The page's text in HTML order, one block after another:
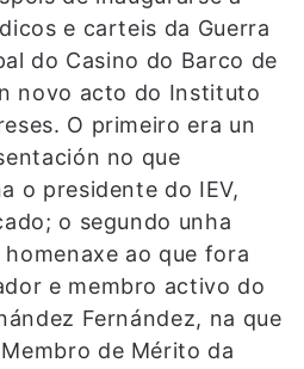
e carteis da Guerra
do Casino do Barco de
novo acto do Instituto
O primeiro era un
no que
o presidente do IEV,
o segundo unha
ao que fora
e membro activo do
Fernández, na que
de Mérito da